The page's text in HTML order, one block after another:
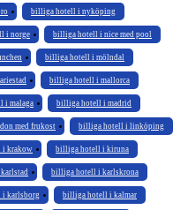
billiga hotell i nyköping
i norge billiga hotell i nice med pool
billiga hotell i mölndal
billiga hotell i mallorca
i malaga billiga hotell i madrid
med frukost billiga hotell i linköping
i krakow billiga hotell i kiruna
billiga hotell i karlskrona
karlsborg billiga hotell i kalmar